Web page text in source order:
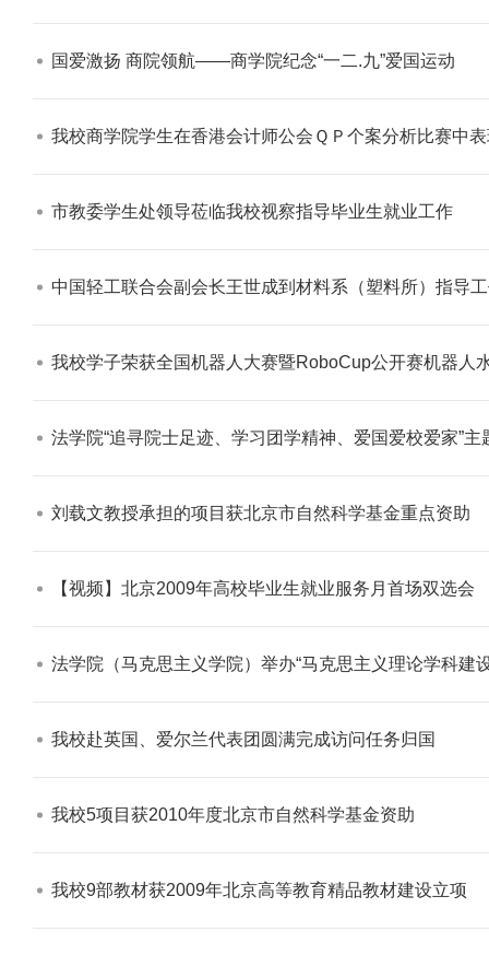
国爱激扬 商院领航——商学院纪念“一二.九”爱国运动​
我校商学院学生在香港会计师公会ＱＰ个案分析比赛中
市教委学生处领导莅临我校视察指导毕业生就业工作​
中国轻工联合会副会长王世成到材料系（塑料所）指导
我校学子荣获全国机器人大赛暨RoboCup公开赛机器人
法学院“追寻院士足迹、学习团学精神、爱国爱校爱家”
刘载文教授承担的项目获北京市自然科学基金重点资助​
【视频】北京2009年高校毕业生就业服务月首场双选会​
法学院（马克思主义学院）举办“马克思主义理论学科建设与
我校赴英国、爱尔兰代表团圆满完成访问任务归国​
我校5项目获2010年度北京市自然科学基金资助​
我校9部教材获2009年北京高等教育精品教材建设立项​